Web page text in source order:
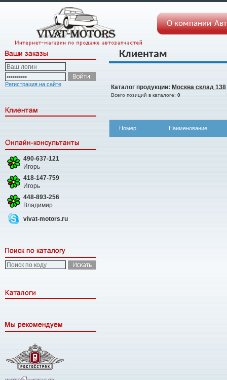
О компании
Регистрация на сайте
490-637-121
Игорь
418-147-759
Игорь
448-893-256
Владимир
vivat-motors.ru
Клиентам
Каталог продукции: Москва склад 138
Всего позиций в каталоге: 0
Номер Наименование